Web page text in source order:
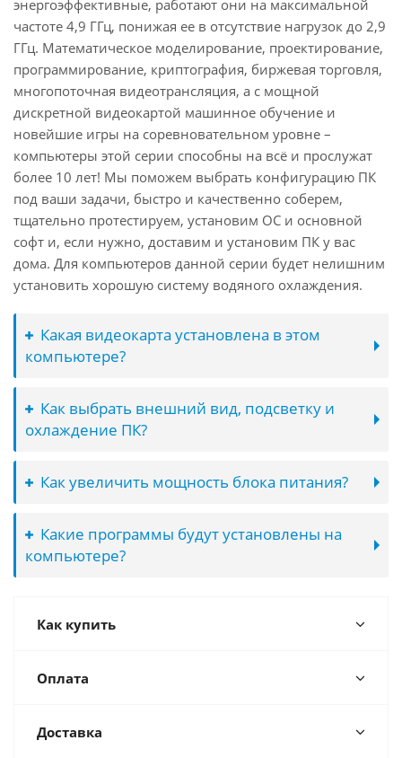
энергоэффективные, работают они на максимальной
частоте 4,9 ГГц, понижая ее в отсутствие нагрузок до 2,9
ГГц. Математическое моделирование, проектирование,
программирование, криптография, биржевая торговля,
многопоточная видеотрансляция, а с мощной
дискретной видеокартой машинное обучение и
новейшие игры на соревновательном уровне –
компьютеры этой серии способны на всё и прослужат
более 10 лет! Мы поможем выбрать конфигурацию ПК
под ваши задачи, быстро и качественно соберем,
тщательно протестируем, установим ОС и основной
софт и, если нужно, доставим и установим ПК у вас
дома. Для компьютеров данной серии будет нелишним
установить хорошую систему водяного охлаждения.
Какая видеокарта установлена в этом
компьютере?
Как выбрать внешний вид, подсветку и
охлаждение ПК?
Как увеличить мощность блока питания?
Какие программы будут установлены на
компьютере?
Как купить
Оплата
Доставка